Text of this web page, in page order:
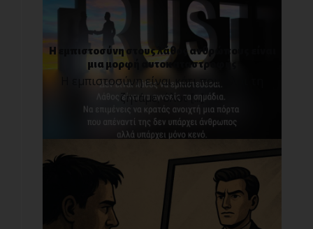
Η εμπιστοσύνη στους λάθος ανθρώπους είναι
μια μορφή αυτοκαταστροφής
Η εμπιστοσύνη είναι κάτι που όλοι τη
ζητάμε, όλοι [...]